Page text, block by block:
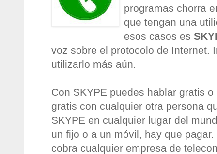
programas chorra
que tengan una
esos casos es
voz sobre el protocolo de Internet.
utilizarlo más aún.
Con SKYPE puedes hablar gratis
gratis con cualquier otra persona
SKYPE en cualquier lugar del
un fijo o a un móvil, hay que
cobra cualquier empresa de